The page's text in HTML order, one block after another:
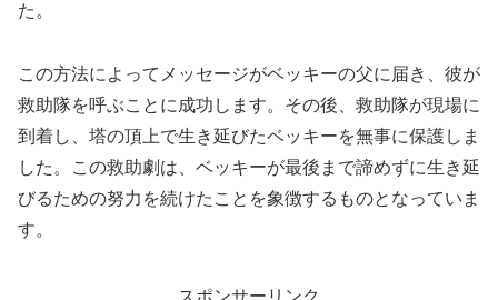
た。
この方法によってメッセージがベッキーの父に届き、彼が
救助隊を呼ぶことに成功します。その後、救助隊が現場に
到着し、塔の頂上で生き延びたベッキーを無事に保護しま
した。この救助劇は、ベッキーが最後まで諦めずに生き延
びるための努力を続けたことを象徴するものとなっていま
す。
スポンサーリンク